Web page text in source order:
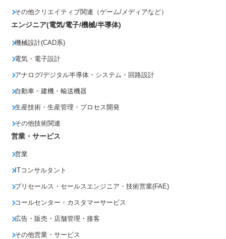
その他クリエイティブ関連（ゲーム/メディアなど）
エンジニア(電気/電子/機械/半導体)
機械設計(CAD系)
電気・電子設計
アナログ/デジタル半導体・システム・回路設計
自動車・建機・輸送機器
生産技術・生産管理・プロセス開発
その他技術関連
営業・サービス
営業
ITコンサルタント
プリセールス・セールスエンジニア・技術営業(FAE)
コールセンター・カスタマーサービス
広告・販売・店舗管理・接客
その他営業・サービス